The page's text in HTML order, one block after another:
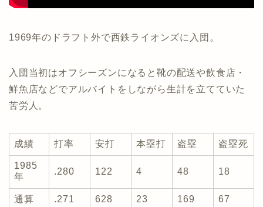
1969年のドラフト外で西鉄ライオンズに入団。
入団当初はオフシーズンになると靴の配送や飲食店・
鮮魚店などでアルバイトをしながら生計を立てていた
苦労人。
成績 打率 安打 本塁打 盗塁 盗塁死
1985
年
.280 122 4 48 18
通算 .271 628 23 169 67